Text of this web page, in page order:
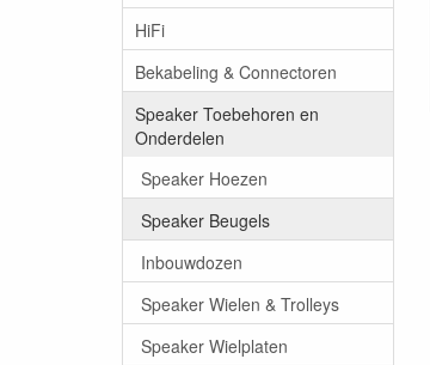
HiFi
Bekabeling & Connectoren
Speaker Toebehoren en
Onderdelen
Speaker Hoezen
Speaker Beugels
Inbouwdozen
Speaker Wielen & Trolleys
Speaker Wielplaten